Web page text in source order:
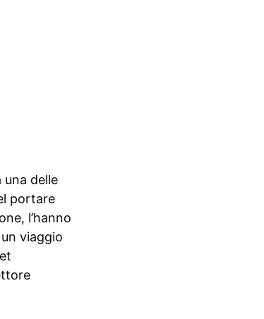
una delle
portare
l’hanno
viaggio